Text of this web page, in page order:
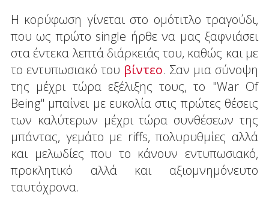
Η κορύφωση γίνεται στο ομότιτλο τραγούδι,
που ως πρώτο single ήρθε να μας ξαφνιάσει
στα έντεκα λεπτά διάρκειάς του, καθώς και με
το εντυπωσιακό του βίντεο. Σαν μια σύνοψη
της μέχρι τώρα εξέλιξης τους, το "War Of
Being" μπαίνει με ευκολία στις πρώτες θέσεις
των καλύτερων μέχρι τώρα συνθέσεων της
μπάντας, γεμάτο με riffs, πολυρυθμίες αλλά
και μελωδίες που το κάνουν εντυπωσιακό,
προκλητικό αλλά και αξιομνημόνευτο
ταυτόχρονα.